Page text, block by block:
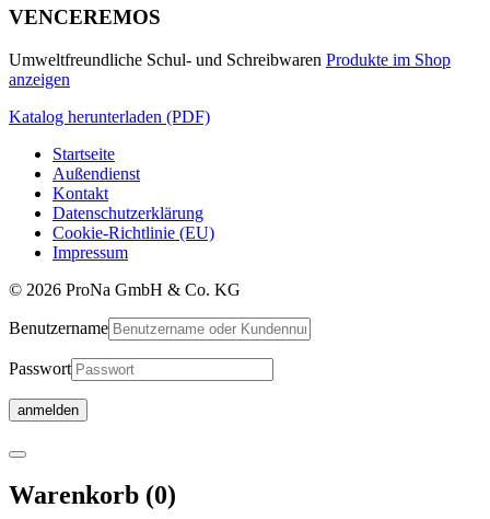
VENCEREMOS
Umweltfreundliche Schul- und Schreibwaren Produkte im Shop
anzeigen
Katalog herunterladen (PDF)
Startseite
Außendienst
Kontakt
Datenschutzerklärung
Cookie-Richtlinie (EU)
Impressum
© 2026 ProNa GmbH & Co. KG
Benutzername
Passwort
Warenkorb
wird
Warenkorb (0)